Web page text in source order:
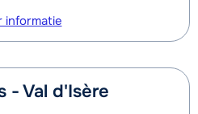
informatie
- Val d'Isère